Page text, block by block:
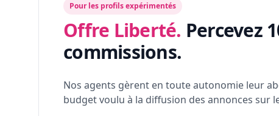
Pour les profils expérimentés
Offre Liberté. Percevez
commissions.
Nos agents gèrent en toute autonomie leur
budget voulu à la diffusion des annonces sur